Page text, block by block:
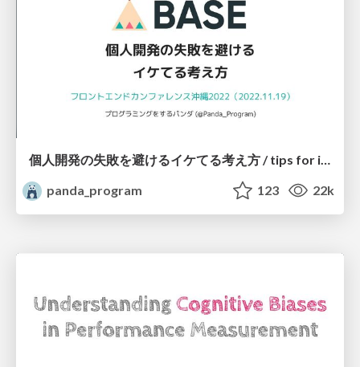
個人開発の失敗を避けるイケてる考え方 / tips for indie hackers
panda_program
123 22k